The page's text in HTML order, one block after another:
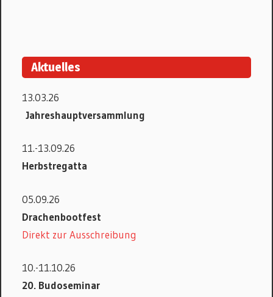
Aktuelles
13.03.26
Jahreshauptversammlung
11.-13.09.26
Herbstregatta
05.09.26
Drachenbootfest
Direkt zur Ausschreibung
10.-11.10.26
20. Budoseminar